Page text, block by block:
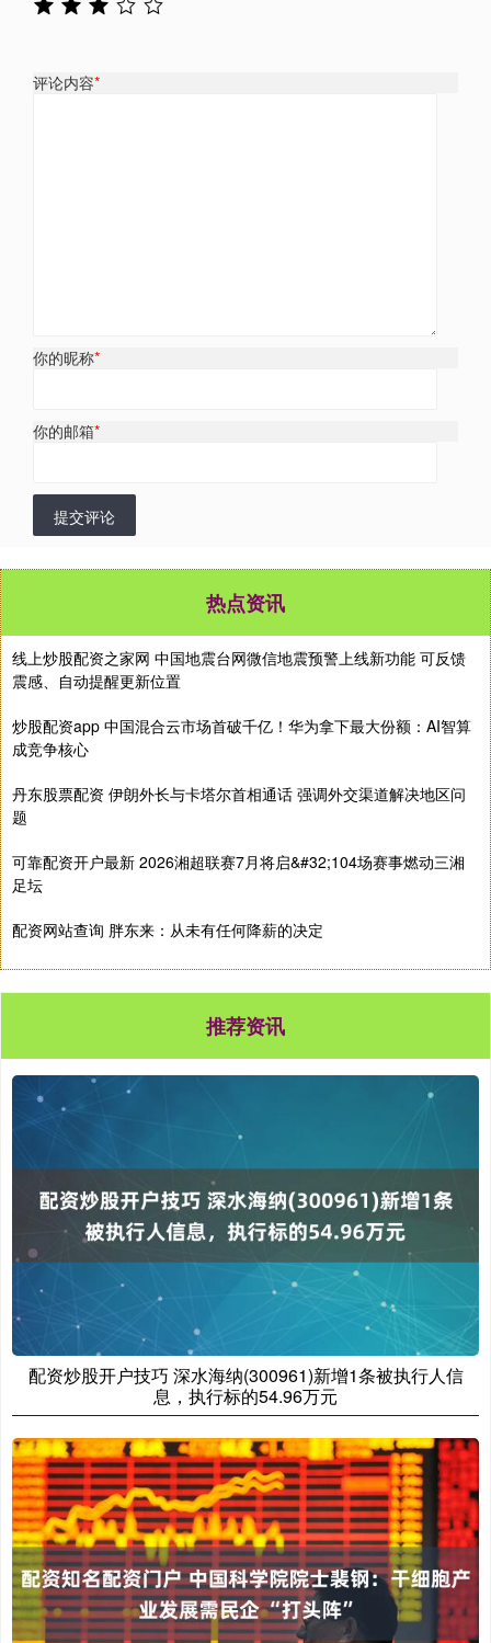
评论内容*
你的昵称*
你的邮箱*
提交评论
热点资讯
线上炒股配资之家网 中国地震台网微信地震预警上线新功能 可反馈
震感、自动提醒更新位置
炒股配资app 中国混合云市场首破千亿！华为拿下最大份额：AI智算
成竞争核心
丹东股票配资 伊朗外长与卡塔尔首相通话 强调外交渠道解决地区问
题
可靠配资开户最新 2026湘超联赛7月将启&#32;104场赛事燃动三湘
足坛
配资网站查询 胖东来：从未有任何降薪的决定
推荐资讯
配资炒股开户技巧 深水海纳(300961)新增1条被执行人信
息，执行标的54.96万元